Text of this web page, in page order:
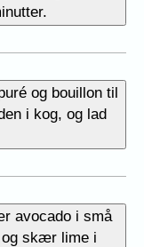
og bouillon til
i kog, og lad
avocado i små
og skær lime i